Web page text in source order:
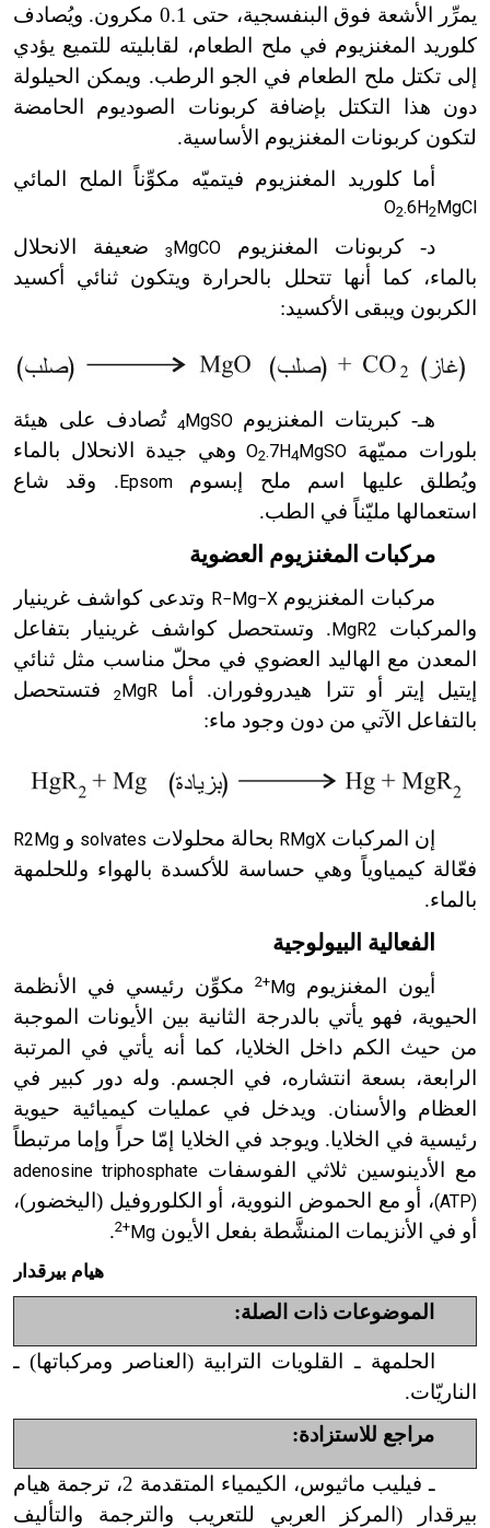
يمرِّر الأشعة فوق البنفسجية، حتى 0.1 مكرون. ويُصادف
كلوريد المغنزيوم في ملح الطعام، لقابليته للتميع يؤدي
إلى تكتل ملح الطعام في الجو الرطب. ويمكن الحيلولة
دون هذا التكتل بإضافة كربونات الصوديوم الحامضة
لتكون كربونات المغنزيوم الأساسية.
أما كلوريد المغنزيوم فيتميّه مكوِّناً الملح المائي
MgCl
2
.6H
2
O
د- كربونات المغنزيوم MgCO
3ضعيفة الانحلال
بالماء، كما أنها تتحلل بالحرارة ويتكون ثنائي أكسيد
الكربون ويبقى الأكسيد:
هـ- كبريتات المغنزيومMgSO
4 تُصادف على هيئة
بلورات مميّههَ MgSO
4
.7H
2
Oوهي جيدة الانحلال بالماء
ويُطلق عليها اسم ملح إبسومEpsom . وقد شاع
استعمالها مليّناً في الطب.
مركبات المغنزيوم العضوية
مركبات المغنزيومR−Mg−X وتدعى كواشف غرينيار
والمركبات
MgR2 . وتستحصل كواشف غرينيار بتفاعل
المعدن مع الهاليد العضوي في محلّ مناسب مثل ثنائي
إيتيل إيتر أو تترا هيدروفوران. أما MgR
2فتستحصل
بالتفاعل الآتي من دون وجود ماء:
إن المركبات RMgX بحالة محلولات solvates و R2Mg
فعّالة كيمياوياً وهي حساسة للأكسدة بالهواء وللحلمهة
بالماء.
الفعالية البيولوجية
أيون المغنزيوم Mg
2+مكوِّن رئيسي في الأنظمة
الحيوية، فهو يأتي بالدرجة الثانية بين الأيونات الموجبة
من حيث الكم داخل الخلايا، كما أنه يأتي في المرتبة
الرابعة، بسعة انتشاره، في الجسم. وله دور كبير في
العظام والأسنان. ويدخل في عمليات كيميائية حيوية
رئيسية في الخلايا. ويوجد في الخلايا إمّا حراً وإما مرتبطاً
مع الأدينوسين ثلاثي الفوسفات adenosine triphosphate
(ATP)، أو مع الحموض النووية، أو الكلوروفيل (اليخضور)،
أو في الأنزيمات المنشَّطة بفعل الأيون Mg
2+
.
هيام بيرقدار
الموضوعات ذات الصلة:
الحلمهة ـ القلويات الترابية (العناصر ومركباتها) ـ
الناريّات.
مراجع للاستزادة:
ـ فيليب ماثيوس، الكيمياء المتقدمة 2، ترجمة هيام
بيرقدار (المركز العربي للتعريب والترجمة والتأليف